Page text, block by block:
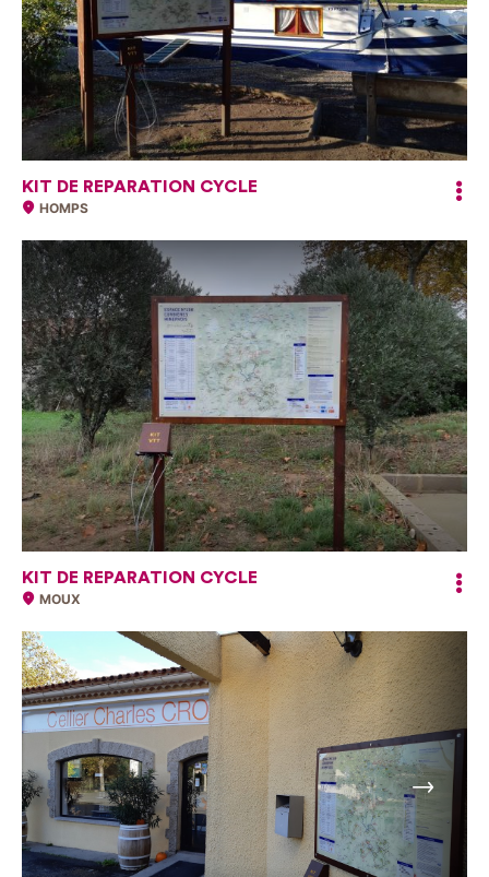
KIT DE REPARATION CYCLE
HOMPS
KIT DE REPARATION CYCLE
MOUX
Suivant